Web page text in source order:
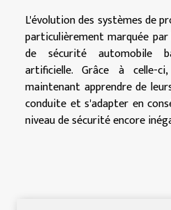
L'évolution des systèmes de
particulièrement marquée
de sécurité automobile
artificielle. Grâce à celle-
maintenant apprendre de
conduite et s'adapter en
niveau de sécurité encore